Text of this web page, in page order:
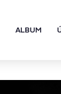
ALBUM